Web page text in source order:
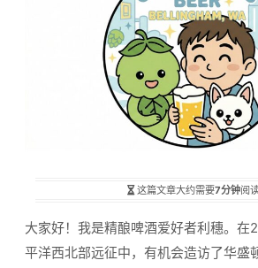
这篇文章大约需要7分钟阅读
大家好！我是精酿啤酒爱好者利穗。在
平洋西北部远征中，有机会造访了华盛